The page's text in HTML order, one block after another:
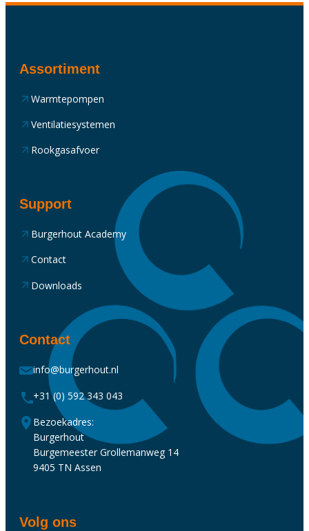
Assortiment
Warmtepompen
Ventilatiesystemen
Rookgasafvoer
Support
Burgerhout Academy
Contact
Downloads
Contact
info@burgerhout.nl
+31 (0) 592 343 043
Bezoekadres:
Burgerhout
Burgemeester Grollemanweg 14
9405 TN Assen
Volg ons